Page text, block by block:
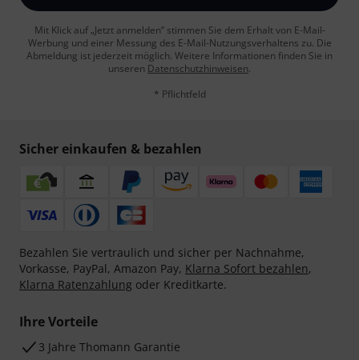
Mit Klick auf „Jetzt anmelden“ stimmen Sie dem Erhalt von E-Mail-
Werbung und einer Messung des E-Mail-Nutzungsverhaltens zu. Die
Abmeldung ist jederzeit möglich. Weitere Informationen finden Sie in
unseren Datenschutzhinweisen.
* Pflichtfeld
Sicher einkaufen & bezahlen
Bezahlen Sie vertraulich und sicher per Nachnahme,
Vorkasse, PayPal, Amazon Pay, Klarna Sofort bezahlen,
Klarna Ratenzahlung oder Kreditkarte.
Ihre Vorteile
3 Jahre Thomann Garantie